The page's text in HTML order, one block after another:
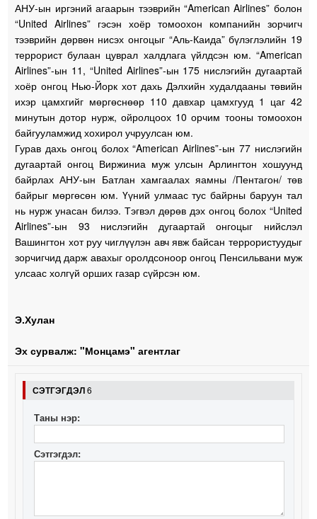
АНУ-ын иргэний агаарын тээврийн “American Airlines” болон
“United Airlines” гэсэн хоёр томоохон компанийн зорчигч
тээврийн дөрвөн нисэх онгоцыг “Аль-Каида” бүлэглэлийн 19
террорист булаан цуврал халдлага үйлдсэн юм. “American
Airlines”-ын 11, “United Airlines”-ын 175 нислэгийн дугаартай
хоёр онгоц Нью-Йорк хот дахь Дэлхийн худалдааны төвийн
ихэр цамхгийг мөргөснөөр 110 давхар цамхгууд 1 цаг 42
минутын дотор нурж, ойролцоох 10 орчим тооны томоохон
байгууламжид хохирол учруулсан юм.
Гурав дахь онгоц болох “American Airlines”-ын 77 нислэгийн
дугаартай онгоц Виржиниа муж улсын Арлингтон хошуунд
байрлах АНУ-ын Батлан хамгаалах яамны /Пентагон/ төв
байрыг мөргөсөн юм. Үүний улмаас тус байрны баруун тал
нь нурж унасан билээ. Тэгвэл дөрөв дэх онгоц болох “United
Airlines”-ын 93 нислэгийн дугаартай онгоцыг нийслэл
Вашингтон хот руу чиглүүлэн авч явж байсан террористуудыг
зорчигчид дарж авахыг оролдсоноор онгоц Пенсильвани муж
улсаас холгүй орших газар сүйрсэн юм.
Э.Хулан
Эх сурвалж: "Монцамэ" агентлаг
СЭТГЭГДЭЛ6
Таны нэр:
Сэтгэгдэл: